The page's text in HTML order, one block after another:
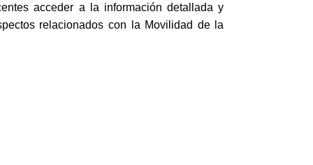
acceder a la información detallada y
relacionados con la Movilidad de la